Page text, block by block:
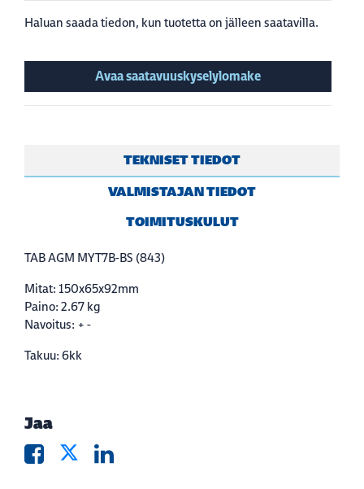
Haluan saada tiedon, kun tuotetta on jälleen saatavilla.
Avaa saatavuuskyselylomake
TEKNISET TIEDOT
VALMISTAJAN TIEDOT
TOIMITUSKULUT
TAB AGM MYT7B-BS (843)
Mitat: 150x65x92mm
Paino: 2.67 kg
Navoitus: + -
Takuu: 6kk
Jaa